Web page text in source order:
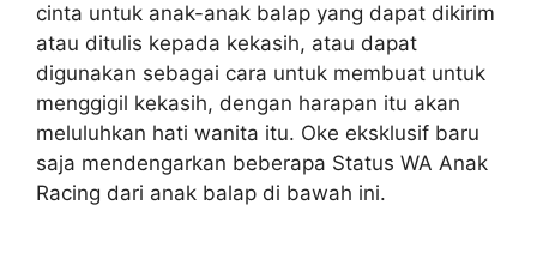
cinta untuk anak-anak balap yang dapat dikirim
atau ditulis kepada kekasih, atau dapat
digunakan sebagai cara untuk membuat untuk
menggigil kekasih, dengan harapan itu akan
meluluhkan hati wanita itu. Oke eksklusif baru
saja mendengarkan beberapa Status WA Anak
Racing dari anak balap di bawah ini.